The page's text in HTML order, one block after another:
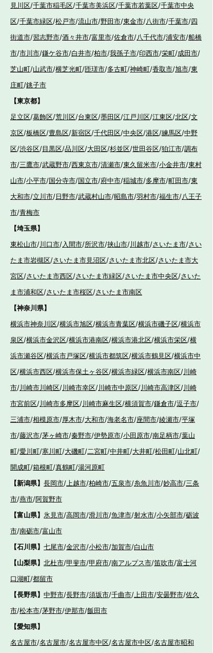
見川区/千葉市稲毛区/千葉市美浜区/千葉市若葉区/千葉市中央
区/千葉市緑区/松戸市/流山市/野田市/東金市/八街市/千葉市/四
街道市/習志野市/酒々井市/富里市/佐倉市/八千代市/浦安市/船橋
市/市川市/鎌ケ谷市/白井市/柏市/我孫子市/印西市/栄町/成田市/
芝山町/山武市/横芝光町/匝瑳市/多古町/神崎町/香取市/旭市/東
庄町/銚子市
【東京都】
足立区/葛飾区/荒川区/台東区/墨田区/江戸川区/江東区/北区/文
京区/板橋区/豊島区/新宿区/千代田区/中央区/港区/練馬区/中野
区/渋谷区/目黒区/品川区/大田区/杉並区/世田谷区/狛江市/調布
市/三鷹市/武蔵野市/西東京市/清瀬市/東久留米市/小金井市/東村
山市/小平市/国分寺市/国立市/府中市/稲城市/多摩市/町田市/東
大和市/立川市/日野市/武蔵村山市/昭島市/羽村市/福生市/八王子
市/青梅市
【埼玉県】
東松山市/川口市/入間市/所沢市/挟山市/川越市/さいたま市/さい
たま市岩槻区/さいたま市見沼区/さいたま市北区/さいたま市大
宮区/さいたま市西区/さいたま市緑区/さいたま市中央区/さいた
ま市浦和区/さいたま市桜区/さいたま市南区
【神奈川県】
横浜市神奈川区/横浜市旭区/横浜市青葉区/横浜市磯子区/横浜市
泉区/横浜市金沢区/横浜市港南区/横浜市港北区/横浜市栄区/横
浜市瀬谷区/横浜市戸塚区/横浜市都筑区/横浜市鶴見区/横浜市中
区/横浜市西区/横浜市保土ヶ谷区/横浜市緑区/横浜市南区/川崎
市/川崎市川崎区/川崎市幸区/川崎市中原区/川崎市高津区/川崎
市宮前区/川崎市多摩区/川崎市麻生区/横須賀市/鎌倉市/逗子市/
三浦市/相模原市/厚木市/大和市/海老名市/座間市/綾瀬市/平塚
市/藤沢市/茅ヶ崎市/秦野市/伊勢原市/小田原市/南足柄市/葉山
町/愛川町/寒川町/大磯町/二宮町/中井町/大井町/松田町/山北町/
開成町/箱根町/真鶴町/湯河原町
【新潟県】 長岡市/ 上越市/柏崎市/五泉市/糸魚川市/妙高市/三条
市/燕市/阿賀野市
【富山県】 氷見市/高岡市/滑川市/魚津市/射水市/小矢部市/砺波
市/南砺市/富山市
【石川県】 七尾市/金沢市/小松市/加賀市/白山市
【山梨県】 北杜市/甲斐市/甲府市/南アルプス市/笛吹市/富士河
口湖町/都留市
【長野県】 中野市/長野市/須坂市/千曲市/ 上田市/安曇野市/佐久
市/松本市/茅野市/伊那市/飯田市
【愛知県】
名古屋市/名古屋市/名古屋市中区/名古屋市中区/名古屋市昭和